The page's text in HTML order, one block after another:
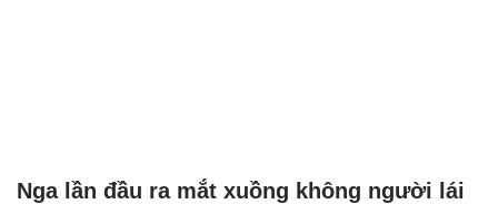
Nga lần đầu ra mắt xuồng không người lái